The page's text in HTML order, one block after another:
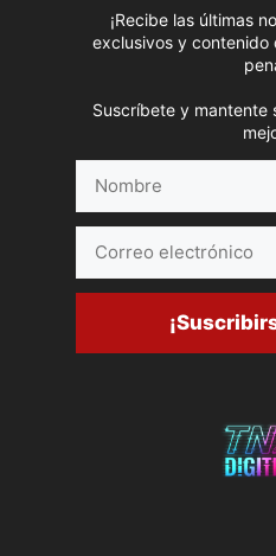
¡Recibe las últimas
exclusivos y contenido
Suscríbete y mantente
electrónico